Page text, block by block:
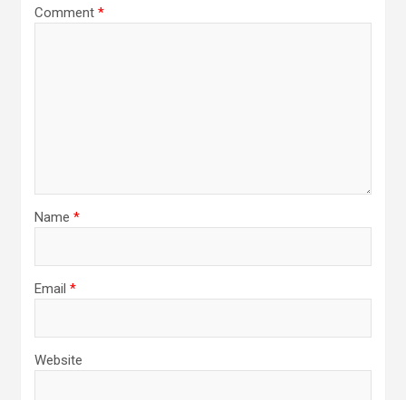
Comment *
Name *
Email *
Website